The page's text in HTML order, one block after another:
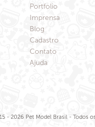
Portfolio
Imprensa
Blog
Cadastro
Contato
Ajuda
- 2026 Pet Model Brasil - Todos